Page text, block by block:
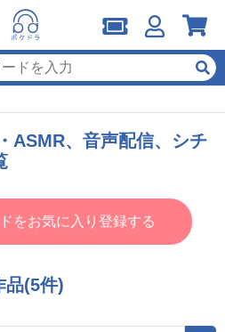
ASMR、音声配信、シチ
をお気に入り登録する
品(5件)